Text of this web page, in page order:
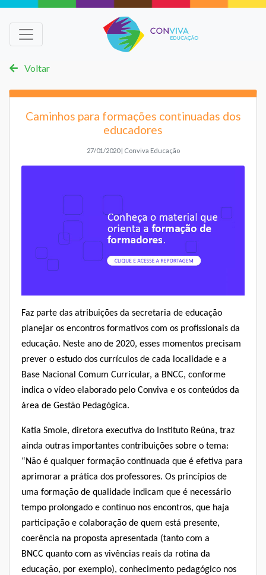
Voltar
Caminhos para formações continuadas dos
educadores
27/01/2020 | Conviva Educação
Faz parte das atribuições da secretaria de educação
planejar os encontros formativos com os profissionais da
educação. Neste ano de 2020, esses momentos precisam
prever o estudo dos currículos de cada localidade e a
Base Nacional Comum Curricular, a BNCC, conforme
indica o vídeo elaborado pelo Conviva e os conteúdos da
área de Gestão Pedagógica.
Katia Smole, diretora executiva do Instituto Reúna, traz
ainda outras importantes contribuições sobre o tema:
“Não é qualquer formação continuada que é efetiva para
aprimorar a prática dos professores. Os princípios de
uma formação de qualidade indicam que é necessário
tempo prolongado e contínuo nos encontros, que haja
participação e colaboração de quem está presente,
coerência na proposta apresentada (tanto com a
BNCC quanto com as vivências reais da rotina da
educação, por exemplo), conhecimento pedagógico nos